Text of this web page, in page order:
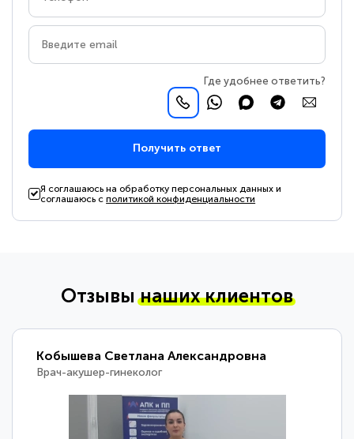
Где удобнее ответить?
Получить ответ
Я соглашаюсь на обработку персональных данных и
соглашаюсь сполитикой конфиденциальности
Отзывынаших клиентов
Кобышева Светлана Александровна
Врач-акушер-гинеколог